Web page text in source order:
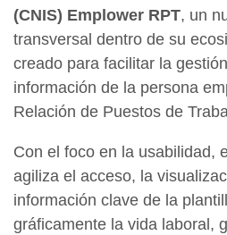
(CNIS) Emplower RPT, un
transversal dentro de su
creado para facilitar la
información de la persona
Relación de Puestos de
Con el foco en la usabilidad,
agiliza el acceso, la
información clave de la
gráficamente la vida laboral,